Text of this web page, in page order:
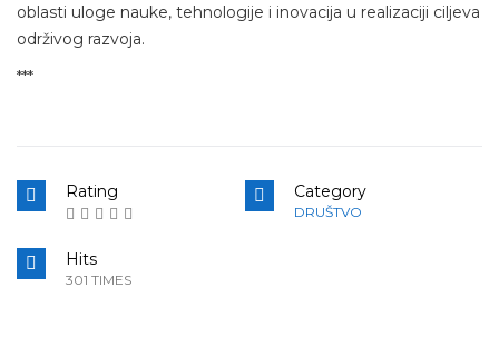
oblasti uloge nauke, tehnologije i inovacija u realizaciji ciljeva
održivog razvoja.
***
Rating Category
DRUŠTVO
Hits
301 TIMES